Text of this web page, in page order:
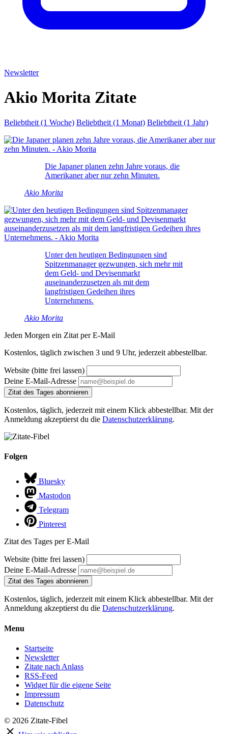
Newsletter
Akio Morita Zitate
Beliebtheit (1 Woche) Beliebtheit (1 Monat) Beliebtheit (1 Jahr)
Die Japaner planen zehn Jahre voraus, die
Amerikaner aber nur zehn Minuten.
Akio Morita
Unter den heutigen Bedingungen sind
Spitzenmanager gezwungen, sich mehr mit
dem Geld- und Devisenmarkt
auseinanderzusetzen als mit dem
langfristigen Gedeihen ihres
Unternehmens.
Akio Morita
Jeden Morgen ein Zitat per E-Mail
Kostenlos, täglich zwischen 3 und 9 Uhr, jederzeit abbestellbar.
Website (bitte frei lassen)
Deine E-Mail-Adresse
Zitat des Tages abonnieren
Kostenlos, täglich, jederzeit mit einem Klick abbestellbar. Mit der
Anmeldung akzeptierst du die Datenschutzerklärung.
Folgen
Bluesky
Mastodon
Telegram
Pinterest
Zitat des Tages per E-Mail
Website (bitte frei lassen)
Deine E-Mail-Adresse
Zitat des Tages abonnieren
Kostenlos, täglich, jederzeit mit einem Klick abbestellbar. Mit der
Anmeldung akzeptierst du die Datenschutzerklärung.
Menu
Startseite
Newsletter
Zitate nach Anlass
RSS-Feed
Widget für die eigene Seite
Impressum
Datenschutz
© 2026 Zitate-Fibel